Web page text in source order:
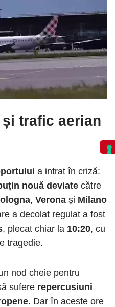
trafic aerian
a intrat în criză:
nouă deviate către
, Verona și Milano
a decolat regulat a fost
, plecat chiar la 10:20, cu
tragedie.
nod cheie pentru
sufere repercusiuni
. Dar în aceste ore